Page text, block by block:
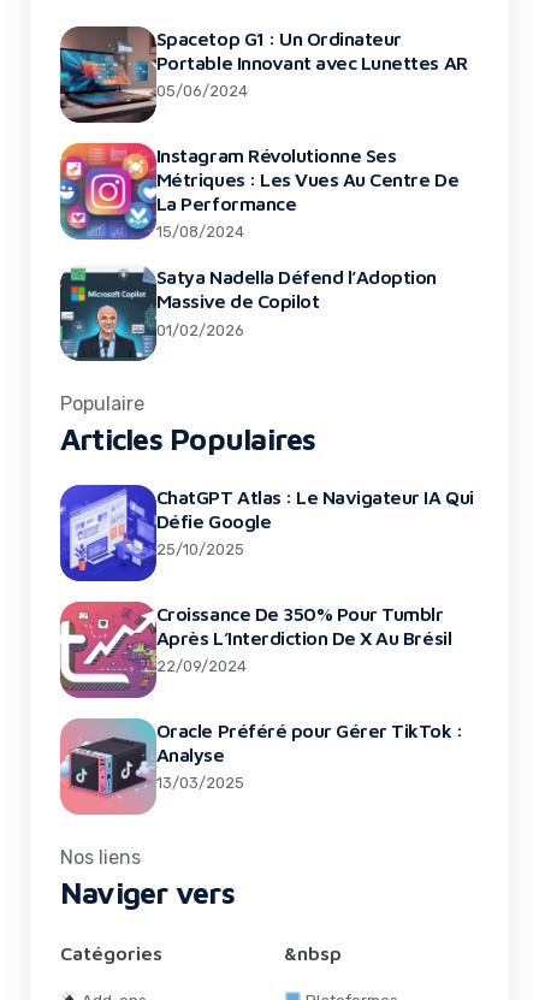
Spacetop G1 : Un Ordinateur
Portable Innovant avec Lunettes AR
05/06/2024
Instagram Révolutionne Ses
Métriques : Les Vues Au Centre De
La Performance
15/08/2024
Satya Nadella Défend l’Adoption
Massive de Copilot
01/02/2026
Populaire
Articles Populaires
ChatGPT Atlas : Le Navigateur IA Qui
Défie Google
25/10/2025
Croissance De 350% Pour Tumblr
Après L’Interdiction De X Au Brésil
22/09/2024
Oracle Préféré pour Gérer TikTok :
Analyse
13/03/2025
Nos liens
Naviger vers
Catégories &nbsp